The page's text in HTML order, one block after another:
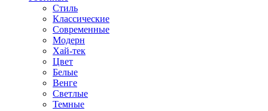
Стиль
Классические
Современные
Модерн
Хай-тек
Цвет
Белые
Венге
Светлые
Темные